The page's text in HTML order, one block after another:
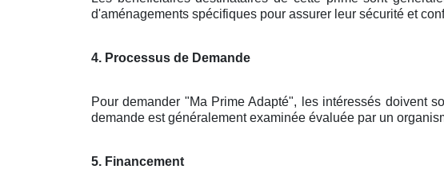
d'aménagements spécifiques pour assurer leur sécurité et
4. Processus de Demande
Pour demander "Ma Prime Adapté", les intéressés doivent
demande est généralement examinée évaluée par un
5. Financement